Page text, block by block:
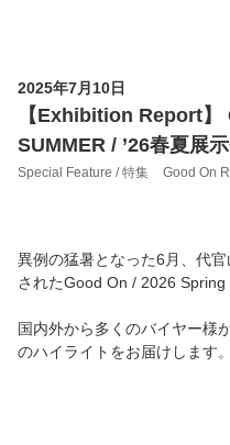
2025年7月10日
【Exhibition Report
SUMMER / ’26春夏展
Special Feature / 特集 Good On
異例の猛暑となった6月、代
されたGood On / 2026 Spring
国内外から多くのバイヤー様
のハイライトをお届けします。